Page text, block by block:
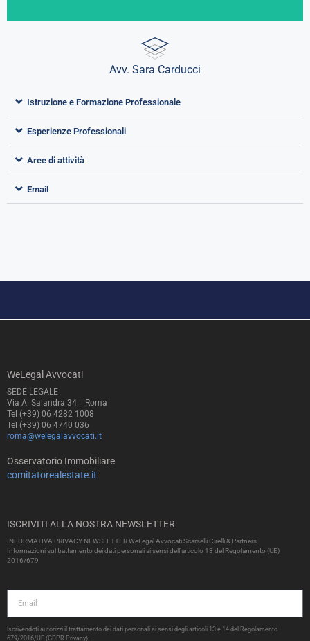
Avv. Sara Carducci
Istruzione e Formazione Professionale
Esperienze Professionali
Aree di attività
Email
WeLegal Avvocati
SEDE LEGALE
Via A. Salandra 34 | Roma
Tel (+39) 06 4282 1008
Tel (+39) 06 4740 036
roma@welegalavvocati.it
Osservatorio Immobiliare
comitatorealestate.it
ISCRIVITI ALLA NOSTRA NEWSLETTER
INFORMATIVA PRIVACY NEWSLETTER WeLegal Avvocati Scarselli Cirelli & Partners
Informazioni sul trattamento dei dati personali ai sensi dell’articolo 13 del Regolamento (UE)
2016/679
Iscrivendoti autorizzi il trattamento dei dati personali ai sensi degli articoli 13 e 14 del Regolamento
679/2016/UE (GDPR Privacy).